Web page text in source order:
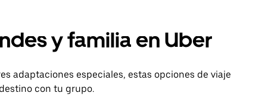
y familia en Uber
adaptaciones especiales, estas opciones de viaje
con tu grupo.